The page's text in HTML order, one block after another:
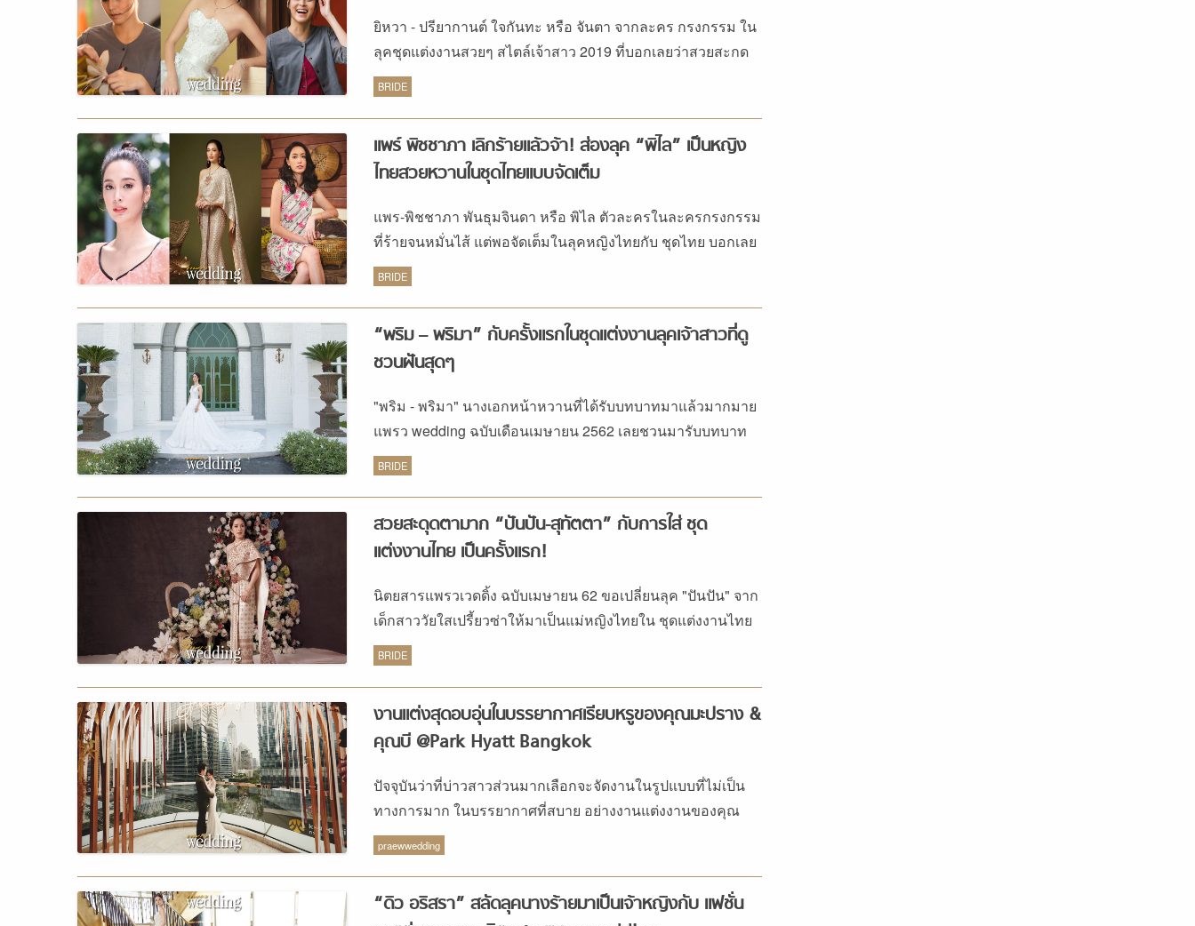
ลูกไม้ชุดแต่งงาน ก็ยังคงสวยมีเสน่ห์ที่แตกต่าง… – เรื่อง Lynlry
ก่อนไปจะถึงการเจาะลึกงานลูกไม้แต่ละประเภทว่ามีอะไรบ้าง
เรามาพูดถึงหลักง่ายๆ ในการเลือกชุดลูกไม้ในแบบที่เป็นตัวคุณ
อยากได้ลุคที่ดูโมเดิร์น แนะนำชุดลูกไม้สีขาวเป็นหลัก แต่ถ้า
อยากได้ ฟีลลิ่งชิค ๆ ดูวินเทจ ลูกไม้สีไอวอรี่ สีงาช้าง สีเบจ คือตัว
เลือกที่ดี ขณะที่โทนสีพาสเทลอื่น ๆ สีชมพูอ่อน สีพีชละมุน จะ
ทำให้ลุคดูหวานขึ้น ดีเทลที่เติมลงไปในลูกไม้ เช่น งานปัก
ประดับคริสตัล มุก เลื่อม ลูกปัดต่าง ๆ จะช่วยเสริมให้ชุดดูหรูหรา
ยิหวา - ปรียากานต์ ใจกันทะ หรือ จันตา จากละคร กรงกรรม ใน
ลุคชุดแต่งงานสวยๆ สไตล์เจ้าสาว 2019 ที่บอกเลยว่าสวยสะกด
เบอร์แรงมากๆ
BRIDE
แพร์ พิชชาภา เลิกร้ายแล้วจ้า! ส่องลุค “พิไล” เป็นหญิง
ไทยสวยหวานในชุดไทยแบบจัดเต็ม
แพร-พิชชาภา พันธุมจินดา หรือ พิไล ตัวละครในละครกรงกรรม
ที่ร้ายจนหมั่นไส้ แต่พอจัดเต็มในลุคหญิงไทยกับ ชุดไทย บอกเลย
ว่า สวยจนลืมว่าหล่อนน่ะร้ายมากไปเลย
BRIDE
“พริม – พริมา” กับครั้งแรกในชุดแต่งงานลุคเจ้าสาวที่ดู
ชวนฝันสุดๆ
"พริม - พริมา" นางเอกหน้าหวานที่ได้รับบทบาทมาแล้วมากมาย
แพรว wedding ฉบับเดือนเมษายน 2562 เลยชวนมารับบทบาท
เจ้าสาวใน ชุดแต่งงาน ครั้งแรก!! สวยชวนฝันสุดๆ เลย
BRIDE
สวยสะดุดตามาก “ปันปัน-สุทัตตา” กับการใส่ ชุด
แต่งงานไทย เป็นครั้งแรก!
นิตยสารแพรวเวดดิ้ง ฉบับเมษายน 62 ขอเปลี่ยนลุค "ปันปัน" จาก
เด็กสาววัยใสเปรี้ยวซ่าให้มาเป็นแม่หญิงไทยใน ชุดแต่งงานไทย
จากร้าน Coco Chic Wedding
BRIDE
งานแต่งสุดอบอุ่นในบรรยากาศเรียบหรูของคุณมะปราง &
คุณบี @Park Hyatt Bangkok
ปัจจุบันว่าที่บ่าวสาวส่วนมากเลือกจะจัดงานในรูปแบบที่ไม่เป็น
ทางการมาก ในบรรยากาศที่สบาย อย่างงานแต่งงานของคุณ
มะปราง & คุณบี @ Park Hyatt Bangkok
praewwedding
“ดิว อริสรา” สลัดลุคนางร้ายมาเป็นเจ้าหญิงกับ แฟชั่น